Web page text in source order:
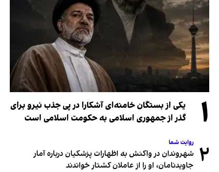
۱
یکی از بستگان خامنه‌ای آشکارا در پی جذب نیرو برای
گذر از جمهوری اسلامی به حکومت اسلامی است
۲ روایت شما
شهروندان در واکنش به اظهارات پزشکیان درباره آمار
جاویدنامان، او را از عاملان کشتار خواندند